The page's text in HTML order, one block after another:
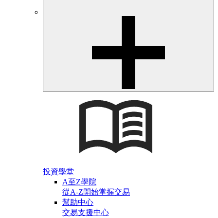
投資學堂
A至Z學院
從A-Z開始掌握交易
幫助中心
交易支援中心